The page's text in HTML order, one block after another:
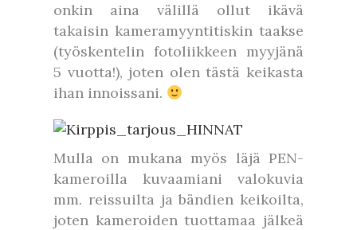
onkin aina välillä ollut ikävä
takaisin kameramyyntitiskin taakse
(työskentelin fotoliikkeen myyjänä
5 vuotta!), joten olen tästä keikasta
ihan innoissani.
Mulla on mukana myös läjä PEN-
kameroilla kuvaamiani valokuvia
mm. reissuilta ja bändien keikoilta,
joten kameroiden tuottamaa jälkeä